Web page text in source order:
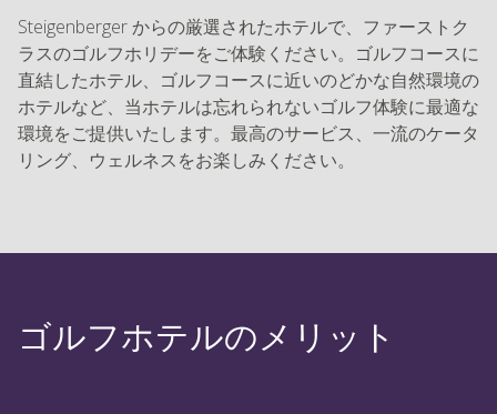
Steigenberger からの厳選されたホテルで、ファーストク
ラスのゴルフホリデーをご体験ください。ゴルフコースに
直結したホテル、ゴルフコースに近いのどかな自然環境の
ホテルなど、当ホテルは忘れられないゴルフ体験に最適な
環境をご提供いたします。最高のサービス、一流のケータ
リング、ウェルネスをお楽しみください。
ゴルフホテルのメリット